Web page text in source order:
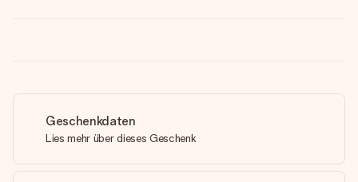
Geschenkdaten
Lies mehr über dieses Geschenk